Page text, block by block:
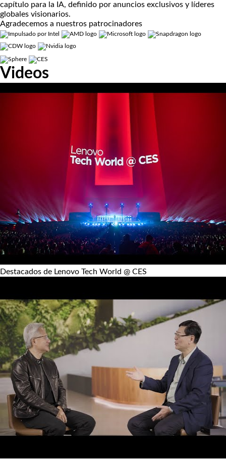
capítulo para la IA, definido por anuncios exclusivos y líderes
globales visionarios.
Agradecemos a nuestros patrocinadores
Videos
Destacados de Lenovo Tech World @ CES